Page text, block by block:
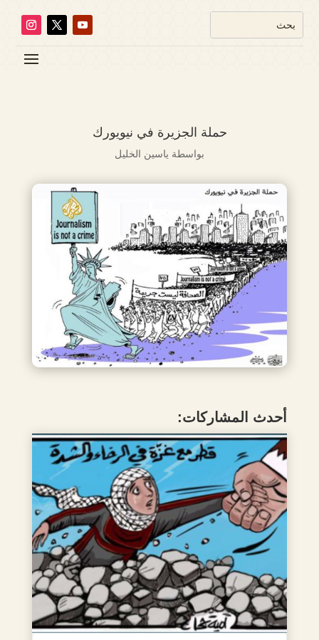
حملة الجزيرة في نيويورك
بواسطة ياسين الخليل
أحدث المشاركات: